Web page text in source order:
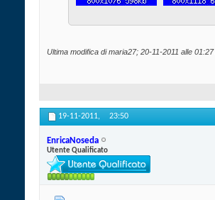
Ultima modifica di maria27; 20-11-2011 alle 01:27
19-11-2011, 23:50
EnricaNoseda
Utente Qualificato